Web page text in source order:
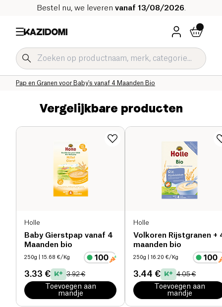
Bestel nu, we leveren vanaf 13/08/2026
Pap en Granen voor Baby's vanaf 4 Maanden Bio
Pap en Babygranen Bio
Babyvoeding Bio
Home
Vergelijkbare producten
Holle
Baby Gierstpap vanaf 4
Maanden bio
250g | 15.68 €/Kg
3.33 € 3.92 €
Toevoegen aan
mandje
Holle
Volkoren Rijstgranen +
maanden bio
250g | 16.20 €/Kg
3.44 € 4.05 €
Toevoegen aan
mandje